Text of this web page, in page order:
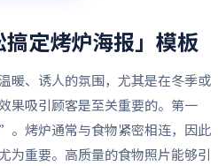
定烤炉海报」 模板
暖、诱人的氛围，尤其是在冬季或
果吸引顾客是至关重要的。第一
烤炉通常与食物紧密相连，因此
为重要。高质量的食物照片能够引